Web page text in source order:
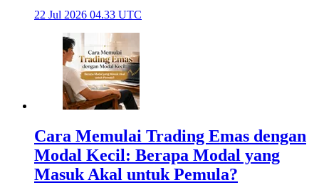
22 Jul 2026 04.33 UTC
Cara Memulai Trading Emas dengan
Modal Kecil: Berapa Modal yang
Masuk Akal untuk Pemula?